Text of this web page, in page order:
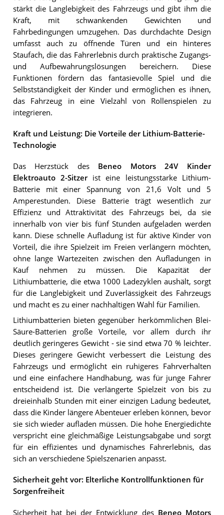
stärkt die Langlebigkeit des Fahrzeugs und gibt ihm die
Kraft, mit schwankenden Gewichten und
Fahrbedingungen umzugehen. Das durchdachte Design
umfasst auch zu öffnende Türen und ein hinteres
Staufach, die das Fahrerlebnis durch praktische Zugangs-
und Aufbewahrungslösungen bereichern. Diese
Funktionen fördern das fantasievolle Spiel und die
Selbstständigkeit der Kinder und ermöglichen es ihnen,
das Fahrzeug in eine Vielzahl von Rollenspielen zu
integrieren.
Kraft und Leistung: Die Vorteile der Lithium-Batterie-
Technologie
Das Herzstück des Beneo Motors 24V Kinder
Elektroauto 2-Sitzerist eine leistungsstarke Lithium-
Batterie mit einer Spannung von 21,6 Volt und 5
Amperestunden. Diese Batterie trägt wesentlich zur
Effizienz und Attraktivität des Fahrzeugs bei, da sie
innerhalb von vier bis fünf Stunden aufgeladen werden
kann. Diese schnelle Aufladung ist für aktive Kinder von
Vorteil, die ihre Spielzeit im Freien verlängern möchten,
ohne lange Wartezeiten zwischen den Aufladungen in
Kauf nehmen zu müssen. Die Kapazität der
Lithiumbatterie, die etwa 1000 Ladezyklen aushält, sorgt
für die Langlebigkeit und Zuverlässigkeit des Fahrzeugs
und macht es zu einer nachhaltigen Wahl für Familien.
Lithiumbatterien bieten gegenüber herkömmlichen Blei-
Säure-Batterien große Vorteile, vor allem durch ihr
deutlich geringeres Gewicht - sie sind etwa 70 % leichter.
Dieses geringere Gewicht verbessert die Leistung des
Fahrzeugs und ermöglicht ein ruhigeres Fahrverhalten
und eine einfachere Handhabung, was für junge Fahrer
entscheidend ist. Die verlängerte Spielzeit von bis zu
dreieinhalb Stunden mit einer einzigen Ladung bedeutet,
dass die Kinder längere Abenteuer erleben können, bevor
sie sich wieder aufladen müssen. Die hohe Energiedichte
verspricht eine gleichmäßige Leistungsabgabe und sorgt
für ein effizientes und dynamisches Fahrerlebnis, das
sich an verschiedene Spielszenarien anpasst.
Sicherheit geht vor: Elterliche Kontrollfunktionen für
Sorgenfreiheit
Sicherheit hat bei der Entwicklung des Beneo Motors